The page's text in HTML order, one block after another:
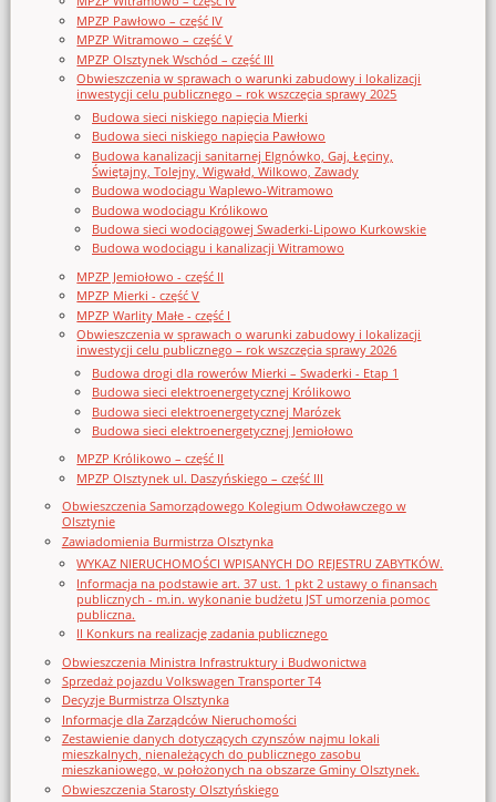
MPZP Pawłowo – część IV
MPZP Witramowo – część V
MPZP Olsztynek Wschód – część III
Obwieszczenia w sprawach o warunki zabudowy i lokalizacji
inwestycji celu publicznego – rok wszczęcia sprawy 2025
Budowa sieci niskiego napięcia Mierki
Budowa sieci niskiego napięcia Pawłowo
Budowa kanalizacji sanitarnej Elgnówko, Gaj, Łęciny,
Świętajny, Tolejny, Wigwałd, Wilkowo, Zawady
Budowa wodociągu Waplewo-Witramowo
Budowa wodociągu Królikowo
Budowa sieci wodociągowej Swaderki-Lipowo Kurkowskie
Budowa wodociągu i kanalizacji Witramowo
MPZP Jemiołowo - część II
MPZP Mierki - część V
MPZP Warlity Małe - część I
Obwieszczenia w sprawach o warunki zabudowy i lokalizacji
inwestycji celu publicznego – rok wszczęcia sprawy 2026
Budowa drogi dla rowerów Mierki – Swaderki - Etap 1
Budowa sieci elektroenergetycznej Królikowo
Budowa sieci elektroenergetycznej Marózek
Budowa sieci elektroenergetycznej Jemiołowo
MPZP Królikowo – część II
MPZP Olsztynek ul. Daszyńskiego – część III
Obwieszczenia Samorządowego Kolegium Odwoławczego w
Olsztynie
Zawiadomienia Burmistrza Olsztynka
WYKAZ NIERUCHOMOŚCI WPISANYCH DO REJESTRU ZABYTKÓW.
Informacja na podstawie art. 37 ust. 1 pkt 2 ustawy o finansach
publicznych - m.in. wykonanie budżetu JST umorzenia pomoc
publiczna.
II Konkurs na realizację zadania publicznego
Obwieszczenia Ministra Infrastruktury i Budwonictwa
Sprzedaż pojazdu Volkswagen Transporter T4
Decyzje Burmistrza Olsztynka
Informacje dla Zarządców Nieruchomości
Zestawienie danych dotyczących czynszów najmu lokali
mieszkalnych, nienależących do publicznego zasobu
mieszkaniowego, w położonych na obszarze Gminy Olsztynek.
Obwieszczenia Starosty Olsztyńskiego